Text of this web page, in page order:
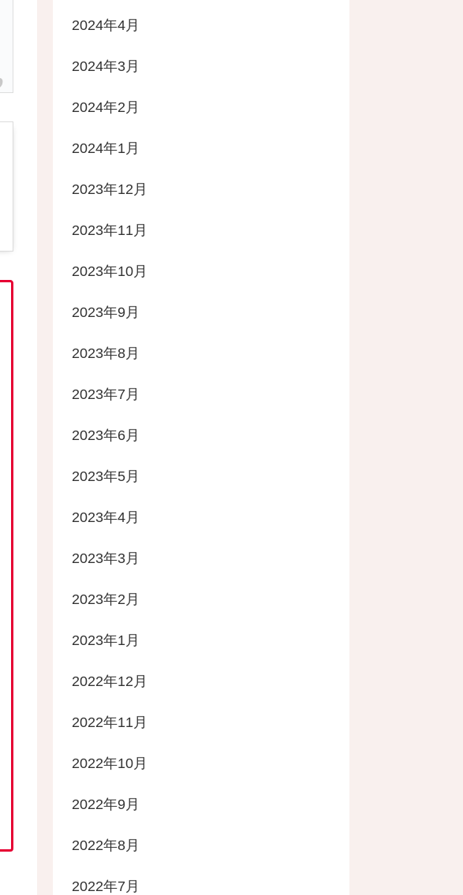
2024年4月
2024年3月
2024年2月
2024年1月
2023年12月
2023年11月
2023年10月
2023年9月
2023年8月
2023年7月
2023年6月
2023年5月
2023年4月
2023年3月
2023年2月
2023年1月
2022年12月
2022年11月
2022年10月
2022年9月
2022年8月
2022年7月